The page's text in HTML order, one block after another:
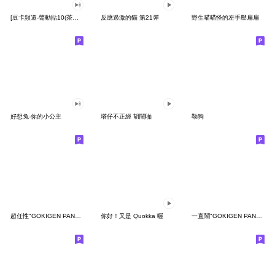
反應過激的貓 第21彈 野生喵喵怪的左手壓扁扁
好想兔-你的小公主 塔仔不正經 胡鬧啪 勒狗
你好！又是 Quokka 喔 一直鬧"GOKIGEN PANDA" 台灣版